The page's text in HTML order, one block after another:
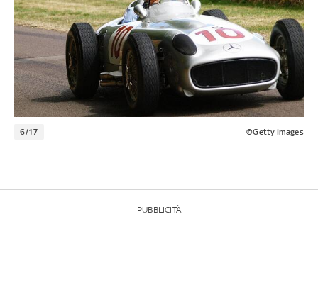
6/17 ©Getty Images
PUBBLICITÀ